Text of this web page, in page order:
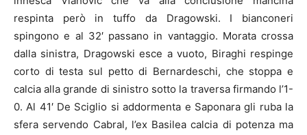
respinta però in tuffo da Dragowski. I bianconeri
spingono e al 32′ passano in vantaggio. Morata crossa
dalla sinistra, Dragowski esce a vuoto, Biraghi respinge
corto di testa sul petto di Bernardeschi, che stoppa e
calcia alla grande di sinistro sotto la traversa firmando l’1-
0. Al 41′ De Sciglio si addormenta e Saponara gli ruba la
sfera servendo Cabral, l’ex Basilea calcia di potenza ma